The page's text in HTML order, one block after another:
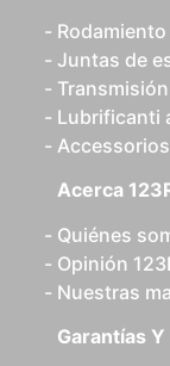
Juntas de
Lubrificanti
Acerca
Quiénes
Opinión
Nuestras
Garantías